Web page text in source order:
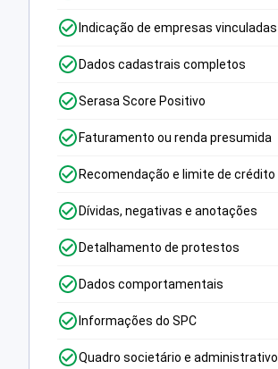
Indicação de empresas vinculadas
Dados cadastrais completos
Serasa Score Positivo
Faturamento ou renda presumida
Recomendação e limite de crédito
Dívidas, negativas e anotações
Detalhamento de protestos
Dados comportamentais
Informações do SPC
Quadro societário e administrativo